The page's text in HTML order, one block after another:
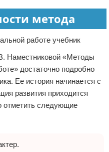
метода
Наместниковой «Методы
достаточно подробно
Ее история начинается с
развития приходится
отметить следующие